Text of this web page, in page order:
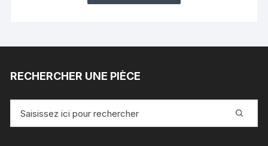
RECHERCHER UNE PIÈCE
pour